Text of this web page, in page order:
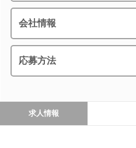
会社情報
応募方法
求人情報